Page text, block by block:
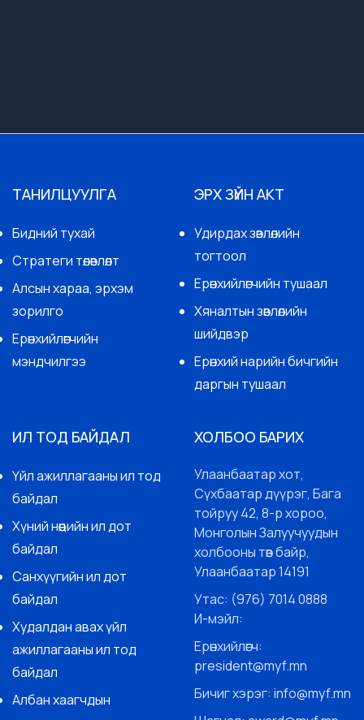
ТАНИЛЦУУЛГА
Бидний тухай
Стратеги төлөвлөлт
Алсын хараа, эрхэм
зорилго
Ерөнхийлөгчийн
мэндчилгээ
ЭРХ ЗҮЙН АКТ
Удирдах зөвлөлийн
тогтоол
Ерөнхийлөгчийн тушаал
Хяналтын зөвлөлийн
шийдвэр
Ерөнхий нарийн бичгийн
даргын тушаал
ИЛ ТОД БАЙДАЛ
Үйл ажиллагааны ил тод
байдал
Хүний нөөцийн ил дот
байдал
Санхүүгийн ил дот
байдал
Худалдан авах үйл
ажиллагааны ил тод
байдал
Албан хаагчдын
ХОЛБОО БАРИХ
Улаанбаатар хот,
Сүхбаатар дүүрэг, Бага
тойруу 42, 8-р хороо,
Монголын Залуучуудын
холбооны төв байр,
Улаанбаатар 14191
Утас: (976) 7014 0888
И-мэйл:
Ерөнхийлөгч:
president@myf.mn
Бичиг хэрэг: info@myf.mn